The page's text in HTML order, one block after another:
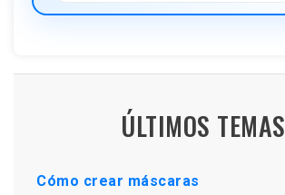
ÚLTIMOS TEMAS
Cómo crear máscaras